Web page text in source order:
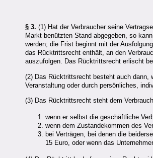
§ 3. (1) Hat der Verbraucher seine
Markt benützten Stand abgegeben, so
werden; die Frist beginnt mit der
das Rücktrittsrecht enthält, an den
auszufolgen. Das Rücktrittsrecht erlischt
(2) Das Rücktrittsrecht besteht auch dann,
Veranstaltung oder durch persönliches,
(3) Das Rücktrittsrecht steht dem
wenn er selbst die geschäftliche
wenn dem Zustandekommen des
bei Verträgen, bei denen die
15 Euro, oder wenn das